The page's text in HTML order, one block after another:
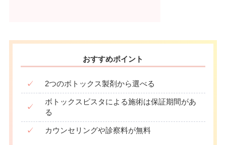
おすすめポイント
✓ 2つのボトックス製剤から選べる
✓
ボトックスビスタによる施術は保証期間があ
る
✓ カウンセリングや診察料が無料